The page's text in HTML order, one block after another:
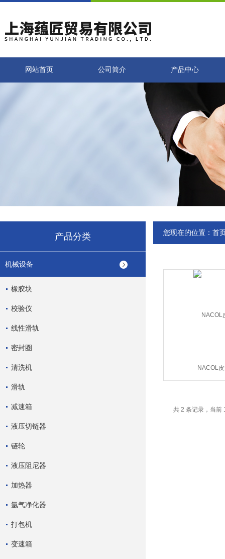
网站首页 公司简介 产品中心
产品分类
机械设备
橡胶块
校验仪
线性滑轨
密封圈
清洗机
滑轨
减速箱
液压切链器
链轮
液压阻尼器
加热器
氩气净化器
打包机
变速箱
您现在的位置： 首
NACOL
共 2 条记录，当